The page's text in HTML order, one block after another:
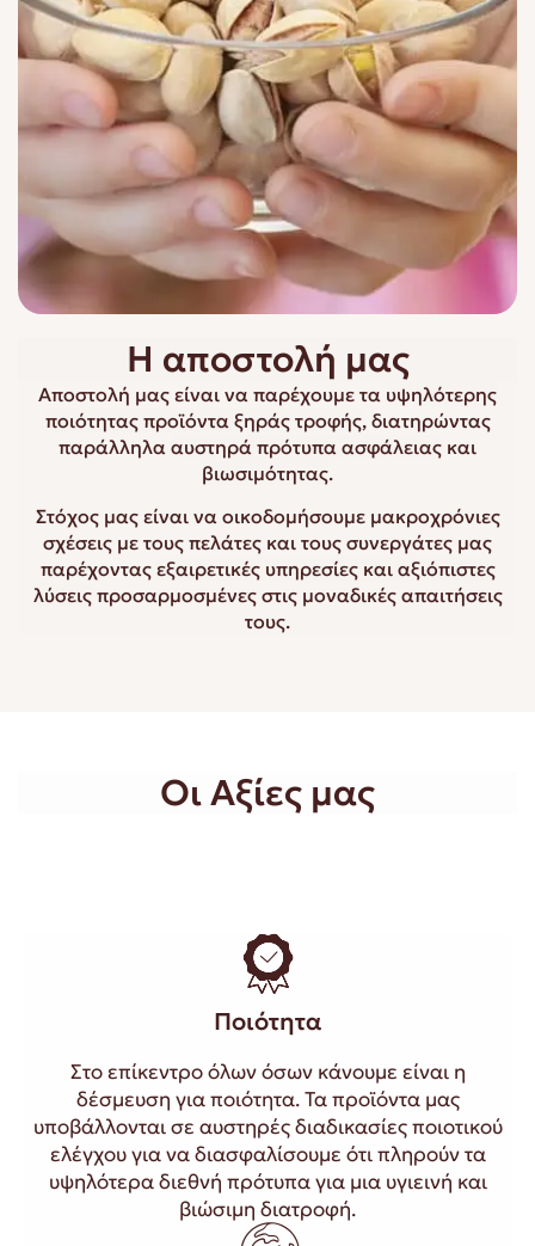
Η αποστολή μας
Αποστολή μας είναι να παρέχουμε τα υψηλότερης
ποιότητας προϊόντα ξηράς τροφής, διατηρώντας
παράλληλα αυστηρά πρότυπα ασφάλειας και
βιωσιμότητας.
Στόχος μας είναι να οικοδομήσουμε μακροχρόνιες
σχέσεις με τους πελάτες και τους συνεργάτες μας
παρέχοντας εξαιρετικές υπηρεσίες και αξιόπιστες
λύσειςπροσαρμοσμένες στις μοναδικές απαιτήσεις
τους.
Οι Αξίες μας
Ποιότητα
Στο επίκεντρο όλων όσων κάνουμε είναι η
δέσμευση για ποιότητα. Τα προϊόντα μας
υποβάλλονται σε αυστηρές διαδικασίες ποιοτικού
ελέγχου για να διασφαλίσουμε ότι πληρούν τα
υψηλότερα διεθνή πρότυπα για μια υγιεινή και
βιώσιμη διατροφή.